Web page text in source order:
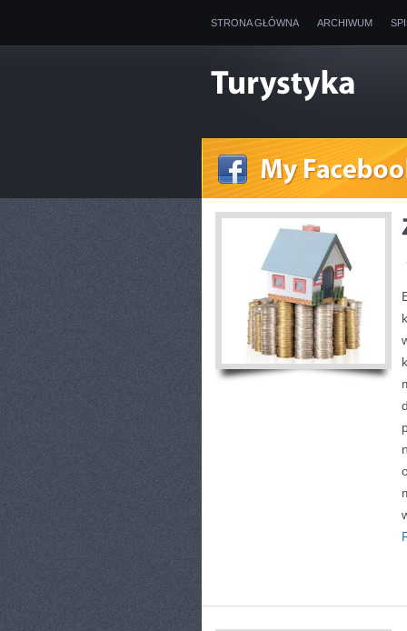
STRONA GŁÓWNA ARCHIWUM